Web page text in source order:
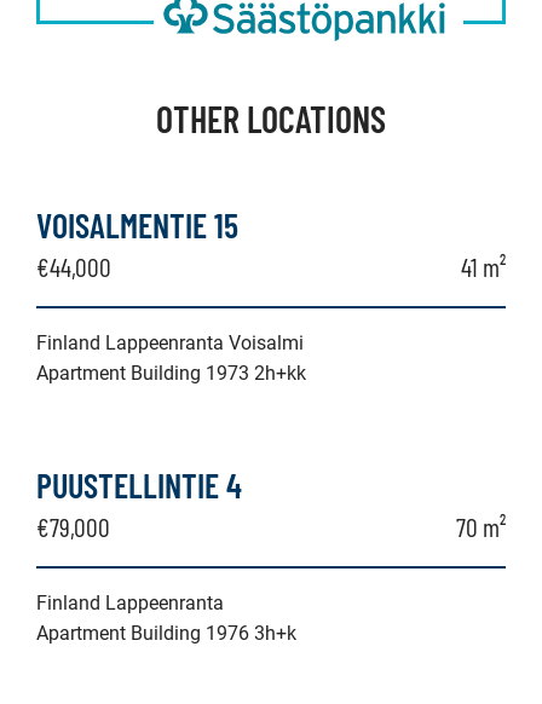
OTHER LOCATIONS
VOISALMENTIE 15
€44,000 41 m²
Finland Lappeenranta Voisalmi
Apartment Building 1973 2h+kk
PUUSTELLINTIE 4
€79,000 70 m²
Finland Lappeenranta
Apartment Building 1976 3h+k